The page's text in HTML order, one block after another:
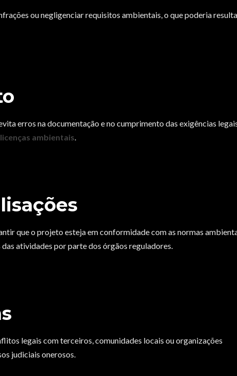
ou negligenciar requisitos ambientais, o que poderia
erros na documentação e no cumprimento das exigências
licenças ambientais.
que o projeto esteja em conformidade com as normas
atividades por parte dos órgãos reguladores.
legais com terceiros, comunidades locais ou organizações
judiciais onerosos.